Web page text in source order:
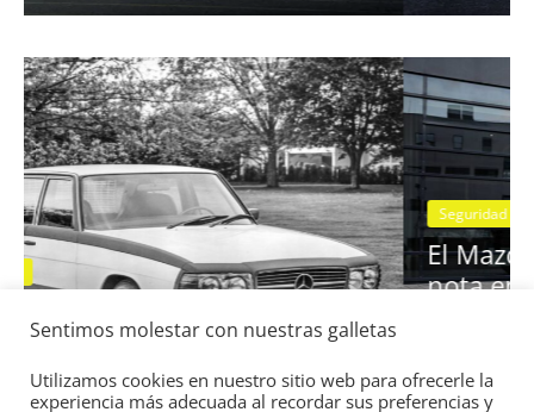
28 de junio de 2022 mospotter84 0
Seguridad
El Mazda CX-5 2022 logra la máxima
nota en las pruebas de seguridad del
IIHS
11 de noviembre de 2021 mospotter84 0
Sentimos molestar con nuestras galletas
Utilizamos cookies en nuestro sitio web para ofrecerle la
experiencia más adecuada al recordar sus preferencias y